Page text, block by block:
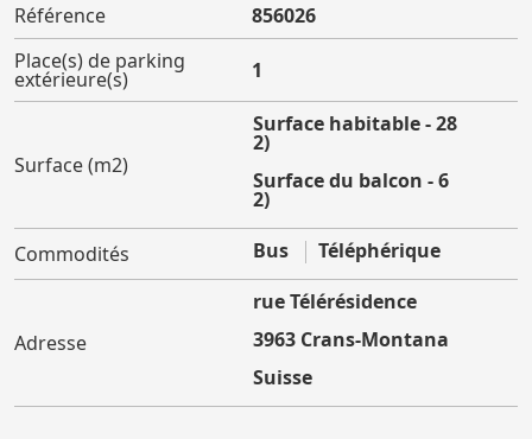
Référence
856026
Place(s) de parking
extérieure(s) 1
Surface (m2)
Surface habitable - 28
(m2)
Surface du balcon - 6
(m2)
Commodités Bus Téléphérique
Adresse
rue Télérésidence
3963 Crans-Montana
Suisse